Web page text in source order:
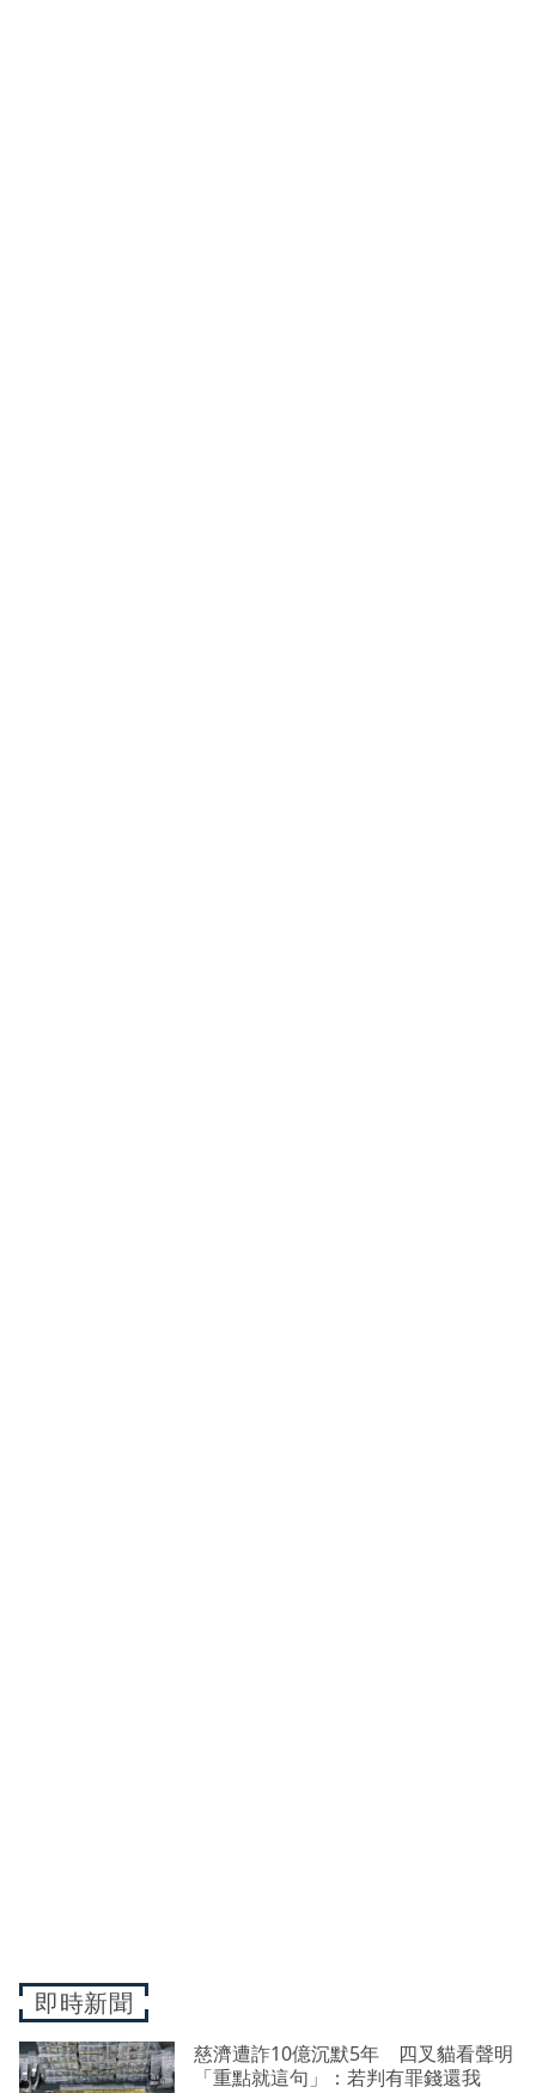
即時新聞
慈濟遭詐10億沉默5年 四叉貓看聲明
「重點就這句」：若判有罪錢還我